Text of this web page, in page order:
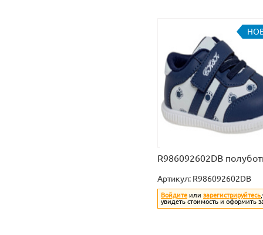
R986092602DB
Артикул: R986092602DB
Войдите или зарегистрируйтесь
увидеть стоимость и оформить